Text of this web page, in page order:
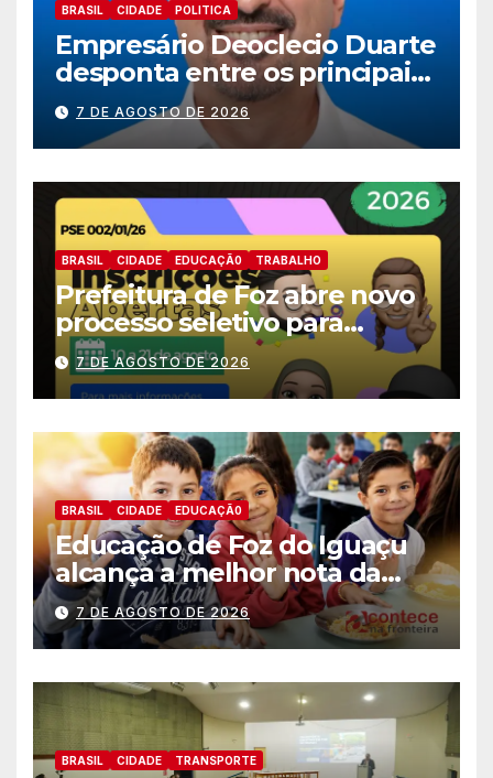
BRASIL CIDADE POLITICA
Empresário Deoclecio Duarte
desponta entre os principais
nomes do União Brasil para
deputado estadual
7 DE AGOSTO DE 2026
BRASIL CIDADE EDUCAÇÃ0 TRABALHO
Prefeitura de Foz abre novo
processo seletivo para
estagiários
7 DE AGOSTO DE 2026
BRASIL CIDADE EDUCAÇÃ0
Educação de Foz do Iguaçu
alcança a melhor nota da
história no IDEB
7 DE AGOSTO DE 2026
BRASIL CIDADE TRANSPORTE